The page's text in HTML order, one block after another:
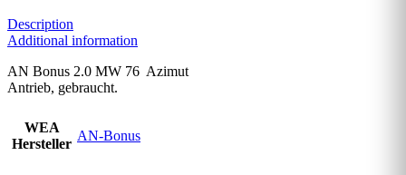
Description
Additional information
AN Bonus 2.0 MW 76 Azimut
Antrieb, gebraucht.
WEA
Hersteller
AN-Bonus